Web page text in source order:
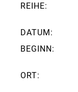
REIHE:
DATUM:
BEGINN:
ORT: